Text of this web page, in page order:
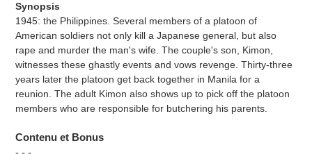
Synopsis
1945: the Philippines. Several members of a platoon of
American soldiers not only kill a Japanese general, but also
rape and murder the man's wife. The couple's son, Kimon,
witnesses these ghastly events and vows revenge. Thirty-three
years later the platoon get back together in Manila for a
reunion. The adult Kimon also shows up to pick off the platoon
members who are responsible for butchering his parents.
Contenu et Bonus
- - -